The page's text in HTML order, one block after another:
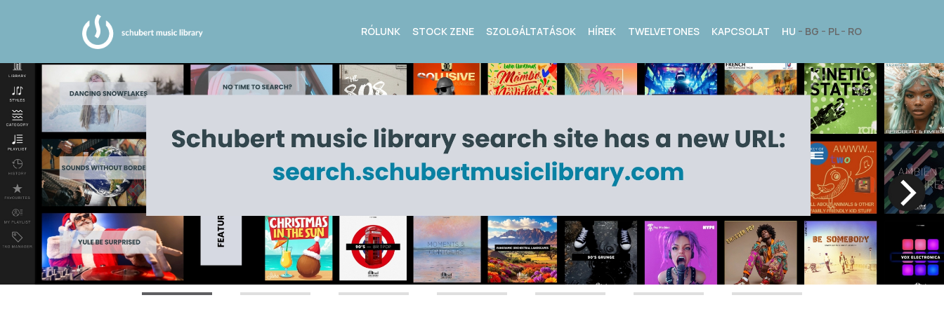
HU BG PL RO
RÓLUNK STOCK ZENE SZOLGÁLTATÁSOK HÍREK TWELVETONES KAPCSOLAT